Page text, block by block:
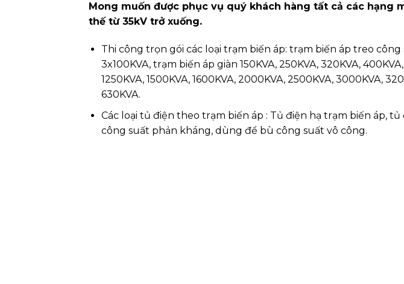
Mong muốn được phục vụ quý khách hàng tất cả các
thế từ 35kV trở xuống.
Thi công trọn gói các loại trạm biến áp: trạm biến áp treo công
3x100KVA, trạm biến áp giàn 150KVA, 250KVA, 320KVA,
1250KVA, 1500KVA, 1600KVA, 2000KVA, 2500KVA, 3000KVA,
630KVA.
Các loại tủ điện theo trạm biến áp : Tủ điện hạ trạm biến áp,
công suất phản kháng, dùng để bù công suất vô công.